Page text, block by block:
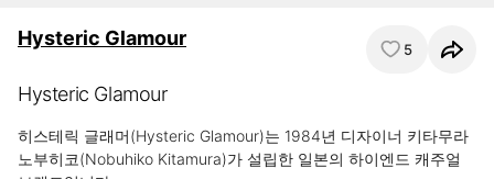
Hysteric Glamour 5
Hysteric Glamour
히스테릭 글래머(Hysteric Glamour)는 1984년 디자이너 키타무라
노부히코(Nobuhiko Kitamura)가 설립한 일본의 하이엔드 캐주얼